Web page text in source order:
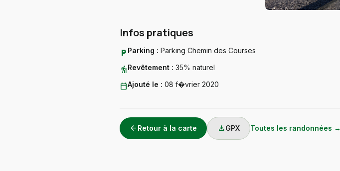
Infos pratiques
local_parking Parking : Parking Chemin des Courses
hikingRevêtement : 35% naturel
calendar_todayAjouté le : 08 f�vrier 2020
arrow_back Retour à la carte downloadGPX Toutes les randonnées →